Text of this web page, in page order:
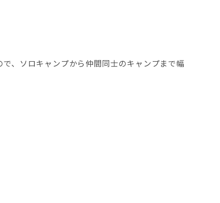
、ソロキャンプから仲間同士のキャンプまで幅